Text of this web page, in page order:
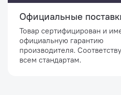
Официальные
Товар сертифицирован и
официальную гарантию
производителя.
всем стандартам.